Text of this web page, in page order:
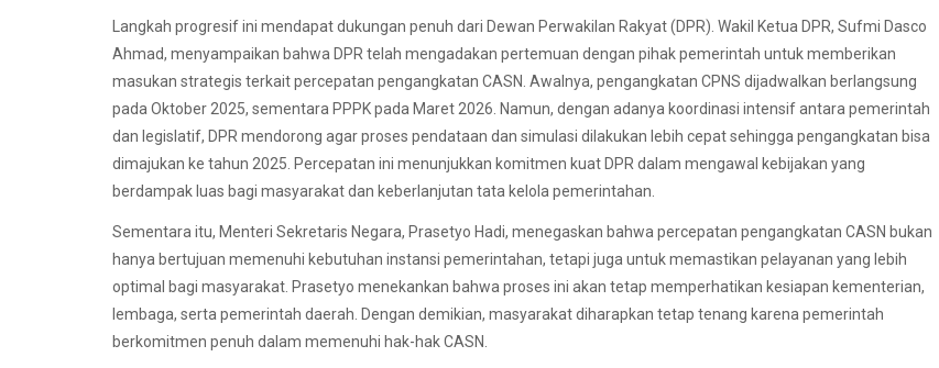
Langkah progresif ini mendapat dukungan penuh dari Dewan Perwakilan Rakyat (DPR). Wakil Ketua DPR, Sufmi Dasco
Ahmad, menyampaikan bahwa DPR telah mengadakan pertemuan dengan pihak pemerintah untuk memberikan
masukan strategis terkait percepatan pengangkatan CASN. Awalnya, pengangkatan CPNS dijadwalkan berlangsung
pada Oktober 2025, sementara PPPK pada Maret 2026. Namun, dengan adanya koordinasi intensif antara pemerintah
dan legislatif, DPR mendorong agar proses pendataan dan simulasi dilakukan lebih cepat sehingga pengangkatan bisa
dimajukan ke tahun 2025. Percepatan ini menunjukkan komitmen kuat DPR dalam mengawal kebijakan yang
berdampak luas bagi masyarakat dan keberlanjutan tata kelola pemerintahan.
Sementara itu, Menteri Sekretaris Negara, Prasetyo Hadi, menegaskan bahwa percepatan pengangkatan CASN bukan
hanya bertujuan memenuhi kebutuhan instansi pemerintahan, tetapi juga untuk memastikan pelayanan yang lebih
optimal bagi masyarakat. Prasetyo menekankan bahwa proses ini akan tetap memperhatikan kesiapan kementerian,
lembaga, serta pemerintah daerah. Dengan demikian, masyarakat diharapkan tetap tenang karena pemerintah
berkomitmen penuh dalam memenuhi hak-hak CASN.